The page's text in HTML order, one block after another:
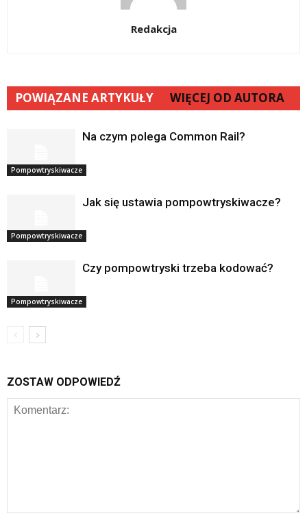
Redakcja
POWIĄZANE ARTYKUŁY WIĘCEJ OD AUTORA
Pompowtryskiwacze
Na czym polega Common Rail?
Pompowtryskiwacze
Jak się ustawia pompowtryskiwacze?
Pompowtryskiwacze
Czy pompowtryski trzeba kodować?
ZOSTAW ODPOWIEDŹ